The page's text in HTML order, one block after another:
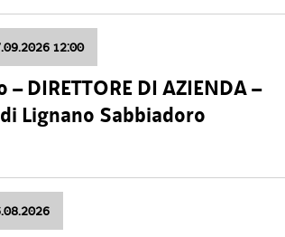
12:00
DIRETTORE DI AZIENDA –
Lignano Sabbiadoro